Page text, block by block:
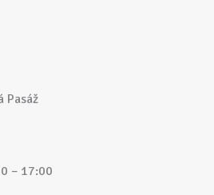
Pasáž
– 17:00